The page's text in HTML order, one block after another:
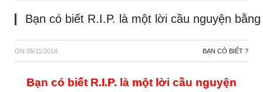
Bạn có biết R.I.P. là một lời cầu nguyện
ON 05/11/2018 BẠN CÓ BIẾT ?
Bạn có biết R.I.P. là một lời cầu nguyện